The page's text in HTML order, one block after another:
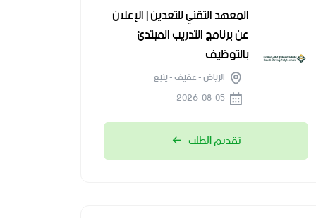
المعهد التقني للتعدين | الإعلان
عن برنامج التدريب المبتدئ
بالتوظيف
الرياض - عفيف - ينبع
تقديم الطلب